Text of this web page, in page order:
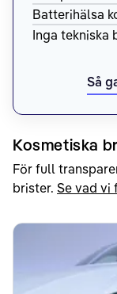
Batterihälsa
Inga tekniska
Så
Kosmetiska
För full
brister. Se vad vi